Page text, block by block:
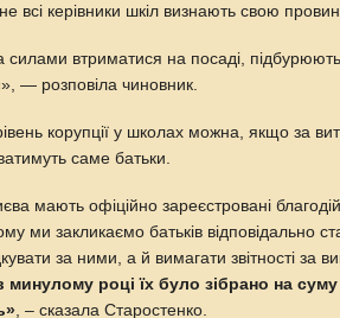
всі керівники шкіл визнають свою
силами втриматися на посаді, підбурюють
— розповіла чиновник.
корупції у школах можна, якщо за
саме батьки.
мають офіційно зареєстровані
ми закликаємо батьків відповідально
за ними, а й вимагати звітності за
минулому році їх було зібрано на
, – сказала Старостенко.